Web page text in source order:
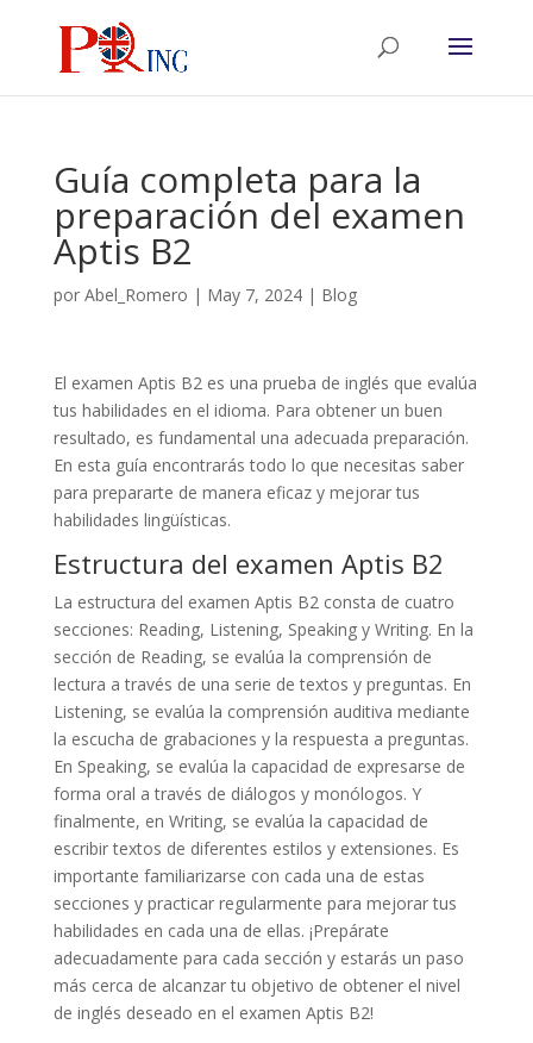
Guía completa para la
preparación del examen
Aptis B2
por Abel_Romero | May 7, 2024| Blog
El examen Aptis B2 es una prueba de inglés que evalúa
tus habilidades en el idioma. Para obtener un buen
resultado, es fundamental una adecuada preparación.
En esta guía encontrarás todo lo que necesitas saber
para prepararte de manera eficaz y mejorar tus
habilidades lingüísticas.
Estructura del examen Aptis B2
La estructura del examen Aptis B2 consta de cuatro
secciones: Reading, Listening, Speaking y Writing. En la
sección de Reading, se evalúa la comprensión de
lectura a través de una serie de textos y preguntas. En
Listening, se evalúa la comprensión auditiva mediante
la escucha de grabaciones y la respuesta a preguntas.
En Speaking, se evalúa la capacidad de expresarse de
forma oral a través de diálogos y monólogos. Y
finalmente, en Writing, se evalúa la capacidad de
escribir textos de diferentes estilos y extensiones. Es
importante familiarizarse con cada una de estas
secciones y practicar regularmente para mejorar tus
habilidades en cada una de ellas. ¡Prepárate
adecuadamente para cada sección y estarás un paso
más cerca de alcanzar tu objetivo de obtener el nivel
de inglés deseado en el examen Aptis B2!